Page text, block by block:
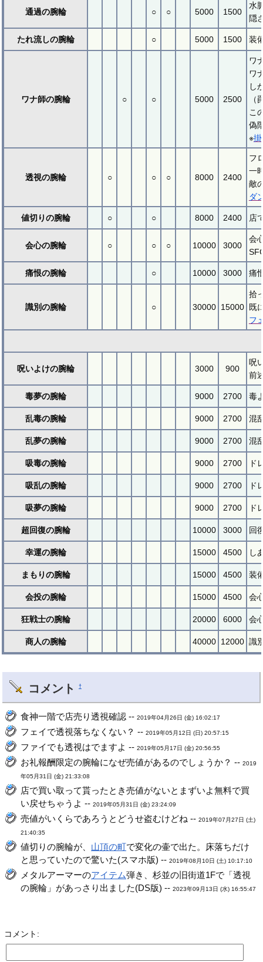
通過の腕輪 ○ ○ 5000 1500
水
隠
たれ流しの腕輪 ○ 5000 1500 装
ワナ師の腕輪 ○ ○ 5000 2500
ワ
ワ
し
こ
偽
※
透視の腕輪 ○ ○ ○ 8000 2400
フ
一
敵
ダ
値切りの腕輪 ○ ○ 8000 2400 店
会心の腕輪 ○ ○ ○ 10000 3000
会
痛恨の腕輪 ○ 10000 3000 痛
識別の腕輪 ○ 30000 15000
拾
既
フ
呪いよけの腕輪 3000 900
呪
前
毒夢の腕輪 9000 2700 毒
乱毒の腕輪 9000 2700 混
乱夢の腕輪 9000 2700 混
吸毒の腕輪 9000 2700 ド
吸乱の腕輪 9000 2700 ド
吸夢の腕輪 9000 2700 ド
超回復の腕輪 10000 3000 回
幸運の腕輪 15000 4500 し
まもりの腕輪 15000 4500 装
会投の腕輪 15000 4500 会
狂戦士の腕輪 20000 6000 会
商人の腕輪 40000 12000 識
コメント †
食神一階で店売り透視確認 --2019年04月26日 (金) 16:02:17
フェイで透視落ちなくない？ --2019年05月12日 (日) 20:57:15
ファイでも透視はでますよ --2019年05月17日 (金) 20:56:55
お礼報酬限定の腕輪になぜ売値があるのでしょうか？ --2019
年05月31日 (金) 21:33:08
店で買い取って貰ったとき売値がないとまずいよ無料で買
い戻せちゃうよ --2019年05月31日 (金) 23:24:09
売値がいくらであろうとどうせ盗むけどね --2019年07月27日 (土)
21:40:35
値切りの腕輪が、 山頂の町で変化の壷で出た。床落ちだけ
と思っていたので驚いた(スマホ版) --2019年08月10日 (土) 10:17:10
メタルアーマーのアイテム弾き、杉並の旧街道1Fで「透視
の腕輪」があっさり出ました(DS版) --2023年09月13日 (水) 16:55:47
コメント: